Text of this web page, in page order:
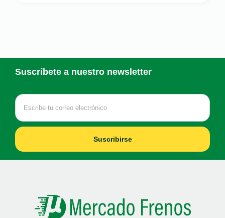
Suscríbete a nuestro newsletter
Suscribirse